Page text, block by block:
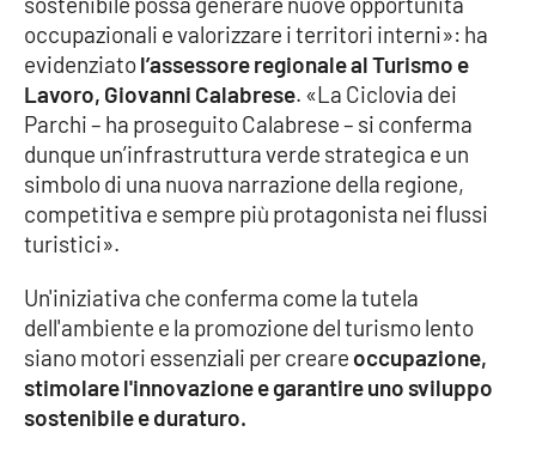
SPECIALI
Buona Sanità Calabria
LA
CALABRIAVISIONE
Destinazioni
Food
Storie
occupazionali e valorizzare i territori interni»: ha
evidenziatol’assessore regionale al Turismo e
Lavoro, Giovanni Calabrese. «La Ciclovia dei
Parchi – ha proseguito Calabrese – si conferma
dunque un’infrastruttura verde strategica e un
simbolo di una nuova narrazione della regione,
competitiva e sempre più protagonista nei flussi
turistici».
Un'iniziativa che conferma come la tutela
dell'ambiente e la promozione del turismo lento
siano motori essenziali per creare occupazione,
stimolare l'innovazione e garantire uno sviluppo
sostenibile e duraturo.